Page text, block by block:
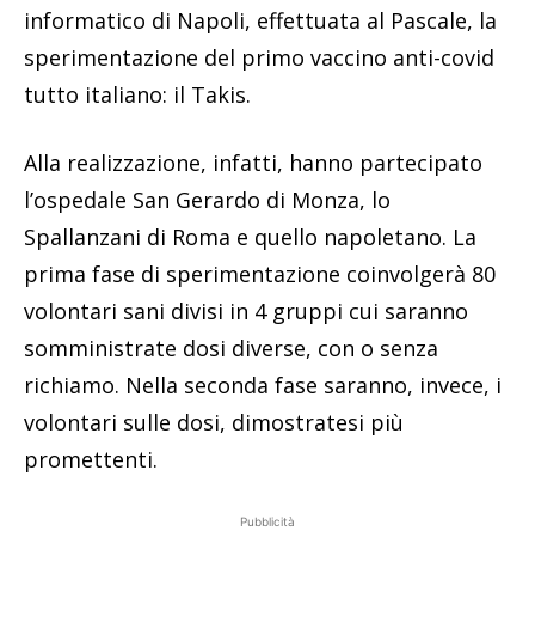
informatico di Napoli, effettuata al Pascale, la
sperimentazione del primo vaccino anti-covid
tutto italiano: il Takis.
Alla realizzazione, infatti, hanno partecipato
l’ospedale San Gerardo di Monza, lo
Spallanzani di Roma e quello napoletano. La
prima fase di sperimentazione coinvolgerà 80
volontari sani divisi in 4 gruppi cui saranno
somministrate dosi diverse, con o senza
richiamo. Nella seconda fase saranno, invece, i
volontari sulle dosi, dimostratesi più
promettenti.
Pubblicità